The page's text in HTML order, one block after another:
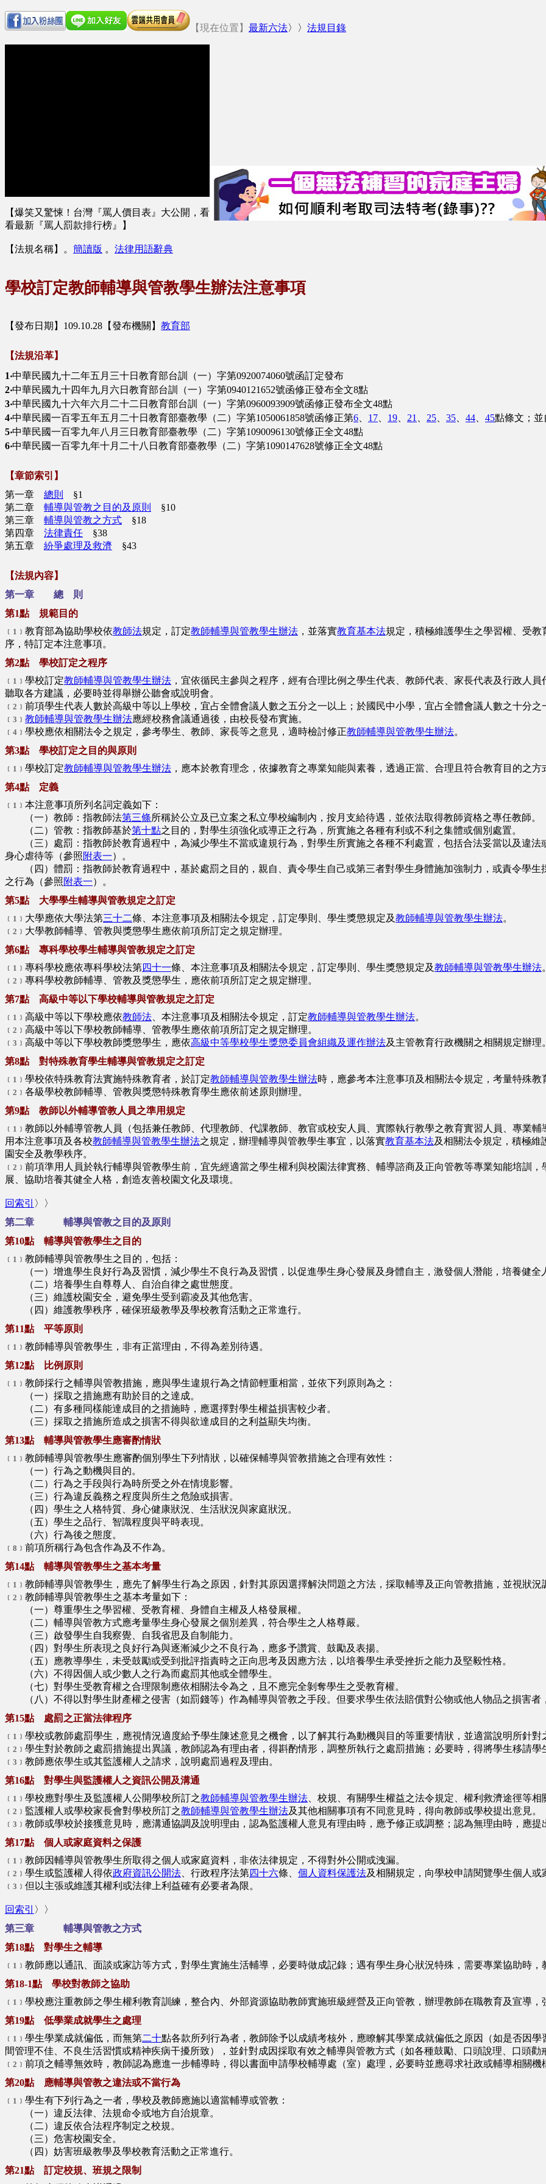
【現在位置】 最新六法〉〉 法規目錄
【爆笑又驚悚！台灣『罵人價目表』大公開，看
看最新『罵人罰款排行榜』】
【法規名稱】 。 簡讀版 。 法律用語辭典
學校訂定教師輔導與管教學生辦法注意事項
【發布日期】109.10.28【發布機關】 教育部
【法規沿革】
1‧中華民國九十二年五月三十日教育部台訓（一）字第0920074060號函訂定發布
2‧中華民國九十四年九月六日教育部台訓（一）字第0940121652號函修正發布全文8點
3‧中華民國九十六年六月二十二日教育部台訓（一）字第0960093909號函修正發布全文48點
4‧中華民國一百零五年五月二十日教育部臺教學（二）字第1050061858號函修正第6 17 19 21 25 35 44 45點條文；
5‧中華民國一百零九年八月三日教育部臺教學（二）字第1090096130號修正全文48點
6‧中華民國一百零九年十月二十八日教育部臺教學（二）字第1090147628號修正全文48點
【章節索引】
第一章 總則
§1
第二章 輔導與管教之目的及原則
§10
第三章 輔導與管教之方式 §18
第四章 法律責任 §38
第五章 紛爭處理及救濟 §43
【法規內容】
第一章 總 則
第1點 規範目的
﹝1﹞ 教育部為協助學校依教師法規定，訂定教師輔導與管教學生辦法 ，並落實教育基本法規定，積極維護學生之學習權、受
序，特訂定本注意事項。
第2點 學校訂定之程序
﹝1﹞ 學校訂定教師輔導與管教學生辦法 ，宜依循民主參與之程序，經有合理比例之學生代表、教師代表、家長代表及行政人
聽取各方建議，必要時並得舉辦公聽會或說明會。
﹝2﹞ 前項學生代表人數於高級中等以上學校，宜占全體會議人數之五分之一以上；於國民中小學，宜占全體會議人數之十分之
﹝3﹞ 教師輔導與管教學生辦法應經校務會議通過後，由校長發布實施。
﹝4﹞ 學校應依相關法令之規定，參考學生、教師、家長等之意見，適時檢討修正教師輔導與管教學生辦法。
第3點 學校訂定之目的與原則
﹝1﹞ 學校訂定教師輔導與管教學生辦法 ，應本於教育理念，依據教育之專業知能與素養，透過正當、合理且符合教育目的之
第4點 定義
﹝1﹞ 本注意事項所列名詞定義如下：
（一）教師：指教師法第三條所稱於公立及已立案之私立學校編制內，按月支給待遇，並依法取得教師資格之專任教師。
（二）管教：指教師基於第十點之目的，對學生須強化或導正之行為，所實施之各種有利或不利之集體或個別處置。
（三）處罰：指教師於教育過程中，為減少學生不當或違規行為，對學生所實施之各種不利處置，包括合法妥當以及違法
身心虐待等（參照附表一）。
（四）體罰：指教師於教育過程中，基於處罰之目的，親自、責令學生自己或第三者對學生身體施加強制力，或責令學生
之行為（參照附表一）。
第5點 大學學生輔導與管教規定之訂定
﹝1﹞ 大學應依大學法第三十二條、本注意事項及相關法令規定，訂定學則、學生獎懲規定及教師輔導與管教學生辦法。
﹝2﹞ 大學教師輔導、管教與獎懲學生應依前項所訂定之規定辦理。
第6點 專科學校學生輔導與管教規定之訂定
﹝1﹞ 專科學校應依專科學校法第四十一條、本注意事項及相關法令規定，訂定學則、學生獎懲規定及教師輔導與管教學生辦法。
﹝2﹞ 專科學校教師輔導、管教及獎懲學生，應依前項所訂定之規定辦理。
第7點 高級中等以下學校輔導與管教規定之訂定
﹝1﹞ 高級中等以下學校應依教師法 、本注意事項及相關法令規定，訂定教師輔導與管教學生辦法。
﹝2﹞ 高級中等以下學校教師輔導、管教學生應依前項所訂定之規定辦理。
﹝3﹞ 高級中等以下學校教師獎懲學生，應依高級中等學校學生獎懲委員會組織及運作辦法及主管教育行政機關之相關規定辦理。
第8點 對特殊教育學生輔導與管教規定之訂定
﹝1﹞ 學校依特殊教育法實施特殊教育者，於訂定教師輔導與管教學生辦法時，應參考本注意事項及相關法令規定，考量特殊教
﹝2﹞ 各級學校教師輔導、管教與獎懲特殊教育學生應依前述原則辦理。
第9點 教師以外輔導管教人員之準用規定
﹝1﹞ 教師以外輔導管教人員（包括兼任教師、代理教師、代課教師、教官或校安人員、實際執行教學之教育實習人員、專業
用本注意事項及各校教師輔導與管教學生辦法之規定，辦理輔導與管教學生事宜，以落實教育基本法及相關法令規定，積極維
園安全及教學秩序。
﹝2﹞ 前項準用人員於執行輔導與管教學生前，宜先經適當之學生權利與校園法律實務、輔導諮商及正向管教等專業知能培訓
展、協助培養其健全人格，創造友善校園文化及環境。
回索引 〉〉
第二章 輔導與管教之目的及原則
第10點 輔導與管教學生之目的
﹝1﹞ 教師輔導與管教學生之目的，包括：
（一）增進學生良好行為及習慣，減少學生不良行為及習慣，以促進學生身心發展及身體自主，激發個人潛能，培養健全
（二）培養學生自尊尊人、自治自律之處世態度。
（三）維護校園安全，避免學生受到霸凌及其他危害。
（四）維護教學秩序，確保班級教學及學校教育活動之正常進行。
第11點 平等原則
﹝1﹞ 教師輔導與管教學生，非有正當理由，不得為差別待遇。
第12點 比例原則
﹝1﹞ 教師採行之輔導與管教措施，應與學生違規行為之情節輕重相當，並依下列原則為之：
（一）採取之措施應有助於目的之達成。
（二）有多種同樣能達成目的之措施時，應選擇對學生權益損害較少者。
（三）採取之措施所造成之損害不得與欲達成目的之利益顯失均衡。
第13點 輔導與管教學生應審酌情狀
﹝1﹞ 教師輔導與管教學生應審酌個別學生下列情狀，以確保輔導與管教措施之合理有效性：
（一）行為之動機與目的。
（二）行為之手段與行為時所受之外在情境影響。
（三）行為違反義務之程度與所生之危險或損害。
（四）學生之人格特質、身心健康狀況、生活狀況與家庭狀況。
（五）學生之品行、智識程度與平時表現。
（六）行為後之態度。
﹝8﹞ 前項所稱行為包含作為及不作為。
第14點 輔導與管教學生之基本考量
﹝1﹞ 教師輔導與管教學生，應先了解學生行為之原因，針對其原因選擇解決問題之方法，採取輔導及正向管教措施，並視狀況
﹝2﹞ 教師輔導與管教學生之基本考量如下：
（一）尊重學生之學習權、受教育權、身體自主權及人格發展權。
（二）輔導與管教方式應考量學生身心發展之個別差異，符合學生之人格尊嚴。
（三）啟發學生自我察覺、自我省思及自制能力。
（四）對學生所表現之良好行為與逐漸減少之不良行為，應多予讚賞、鼓勵及表揚。
（五）應教導學生，未受鼓勵或受到批評指責時之正向思考及因應方法，以培養學生承受挫折之能力及堅毅性格。
（六）不得因個人或少數人之行為而處罰其他或全體學生。
（七）對學生受教育權之合理限制應依相關法令為之，且不應完全剝奪學生之受教育權。
（八）不得以對學生財產權之侵害（如罰錢等）作為輔導與管教之手段。但要求學生依法賠償對公物或他人物品之損害者
第15點 處罰之正當法律程序
﹝1﹞ 學校或教師處罰學生，應視情況適度給予學生陳述意見之機會，以了解其行為動機與目的等重要情狀，並適當說明所針對
﹝2﹞ 學生對於教師之處罰措施提出異議，教師認為有理由者，得斟酌情形，調整所執行之處罰措施；必要時，得將學生移請學
﹝3﹞ 教師應依學生或其監護權人之請求，說明處罰過程及理由。
第16點 對學生與監護權人之資訊公開及溝通
﹝1﹞ 學校應對學生及監護權人公開學校所訂之教師輔導與管教學生辦法 、校規、有關學生權益之法令規定、權利救濟途徑等相
﹝2﹞ 監護權人或學校家長會對學校所訂之教師輔導與管教學生辦法及其他相關事項有不同意見時，得向教師或學校提出意見。
﹝3﹞ 教師或學校於接獲意見時，應溝通協調及說明理由，認為監護權人意見有理由時，應予修正或調整；認為無理由時，應提
第17點 個人或家庭資料之保護
﹝1﹞ 教師因輔導與管教學生所取得之個人或家庭資料，非依法律規定，不得對外公開或洩漏。
﹝2﹞ 學生或監護權人得依政府資訊公開法 、行政程序法第四十六條、 個人資料保護法及相關規定，向學校申請閱覽學生個人或
﹝3﹞ 但以主張或維護其權利或法律上利益確有必要者為限。
回索引 〉〉
第三章 輔導與管教之方式
第18點 對學生之輔導
﹝1﹞ 教師應以通訊、面談或家訪等方式，對學生實施生活輔導，必要時做成記錄；遇有學生身心狀況特殊，需要專業協助時，
第18-1點 學校對教師之協助
﹝1﹞ 學校應注重教師之學生權利教育訓練，整合內、外部資源協助教師實施班級經營及正向管教，辦理教師在職教育及宣導，
第19點 低學業成就學生之處理
﹝1﹞ 學生學業成就偏低，而無第二十點各款所列行為者，教師除予以成績考核外，應瞭解其學業成就偏低之原因（如是否因
間管理不佳、不良生活習慣或精神疾病干擾所致），並針對成因採取有效之輔導與管教方式（如各種鼓勵、口頭說理、口頭勸
﹝2﹞ 前項之輔導無效時，教師認為應進一步輔導時，得以書面申請學校輔導處（室）處理，必要時並應尋求社政或輔導相關機
第20點 應輔導與管教之違法或不當行為
﹝1﹞ 學生有下列行為之一者，學校及教師應施以適當輔導或管教：
（一）違反法律、法規命令或地方自治規章。
（二）違反依合法程序制定之校規。
（三）危害校園安全。
（四）妨害班級教學及學校教育活動之正常進行。
第21點 訂定校規、班規之限制